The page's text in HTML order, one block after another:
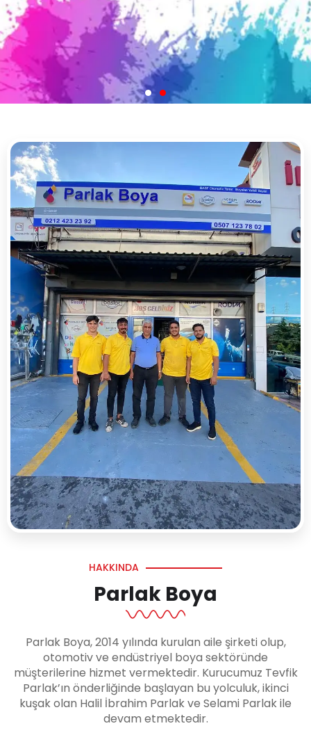
HAKKINDA
Parlak Boya
Parlak Boya, 2014 yılında kurulan aile şirketi olup,
otomotiv ve endüstriyel boya sektöründe
müşterilerine hizmet vermektedir. Kurucumuz Tevfik
Parlak’ın önderliğinde başlayan bu yolculuk, ikinci
kuşak olan Halil İbrahim Parlak ve Selami Parlak ile
devam etmektedir.